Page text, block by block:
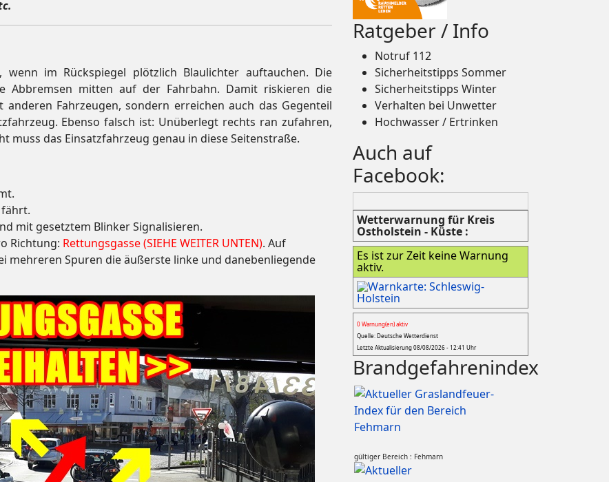
im Rückspiegel plötzlich Blaulichter auftauchen. Die
Abbremsen mitten auf der Fahrbahn. Damit riskieren die
Fahrzeugen, sondern erreichen auch das Gegenteil
Ebenso falsch ist: Unüberlegt rechts ran zufahren,
muss das Einsatzfahrzeug genau in diese Seitenstraße.
mit gesetztem Blinker Signalisieren.
Richtung: Rettungsgasse (SIEHE WEITER UNTEN). Auf
mehreren Spuren die äußerste linke und danebenliegende
Ratgeber / Info
Notruf 112
Sicherheitstipps Sommer
Sicherheitstipps Winter
Verhalten bei Unwetter
Hochwasser / Ertrinken
Auch auf
Facebook:
Wetterwarnung für Kreis
Ostholstein - Küste :
Es ist zur Zeit keine Warnung
aktiv.
0 Warnung(en) aktiv
Quelle: Deutsche Wetterdienst
Letzte Aktualisierung 08/08/2026 - 12:41 Uhr
Brandgefahrenindex
gültiger Bereich : Fehmarn